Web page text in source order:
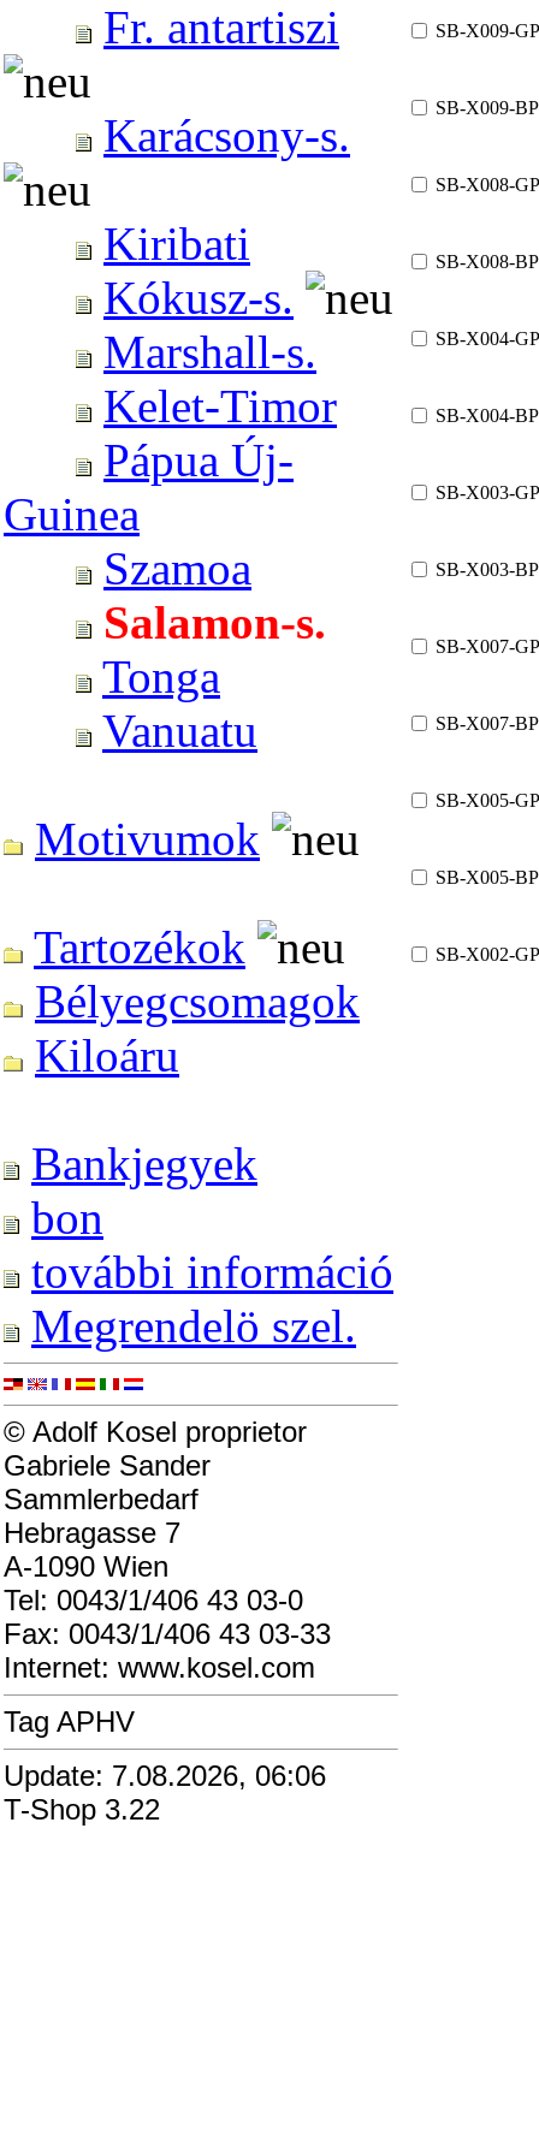
Fr. antartiszi
Karácsony-s.
Kiribati
Kókusz-s.
Marshall-s.
Kelet-Timor
Pápua Új-
Guinea
Szamoa
Salamon-s.
Tonga
Vanuatu
Motivumok
Tartozékok
Bélyegcsomagok
Kiloáru
Bankjegyek
bon
további információ
Megrendelö szel.
© Adolf Kosel proprietor
Gabriele Sander
Sammlerbedarf
Hebragasse 7
A-1090 Wien
Tel: 0043/1/406 43 03-0
Fax: 0043/1/406 43 03-33
Internet: www.kosel.com
Tag APHV
Update: 7.08.2026, 06:06
T-Shop 3.22
SB-X009-GP
SB-X009-BP
SB-X008-GP
SB-X008-BP
SB-X004-GP
SB-X004-BP
SB-X003-GP
SB-X003-BP
SB-X007-GP
SB-X007-BP
SB-X005-GP
SB-X005-BP
SB-X002-GP